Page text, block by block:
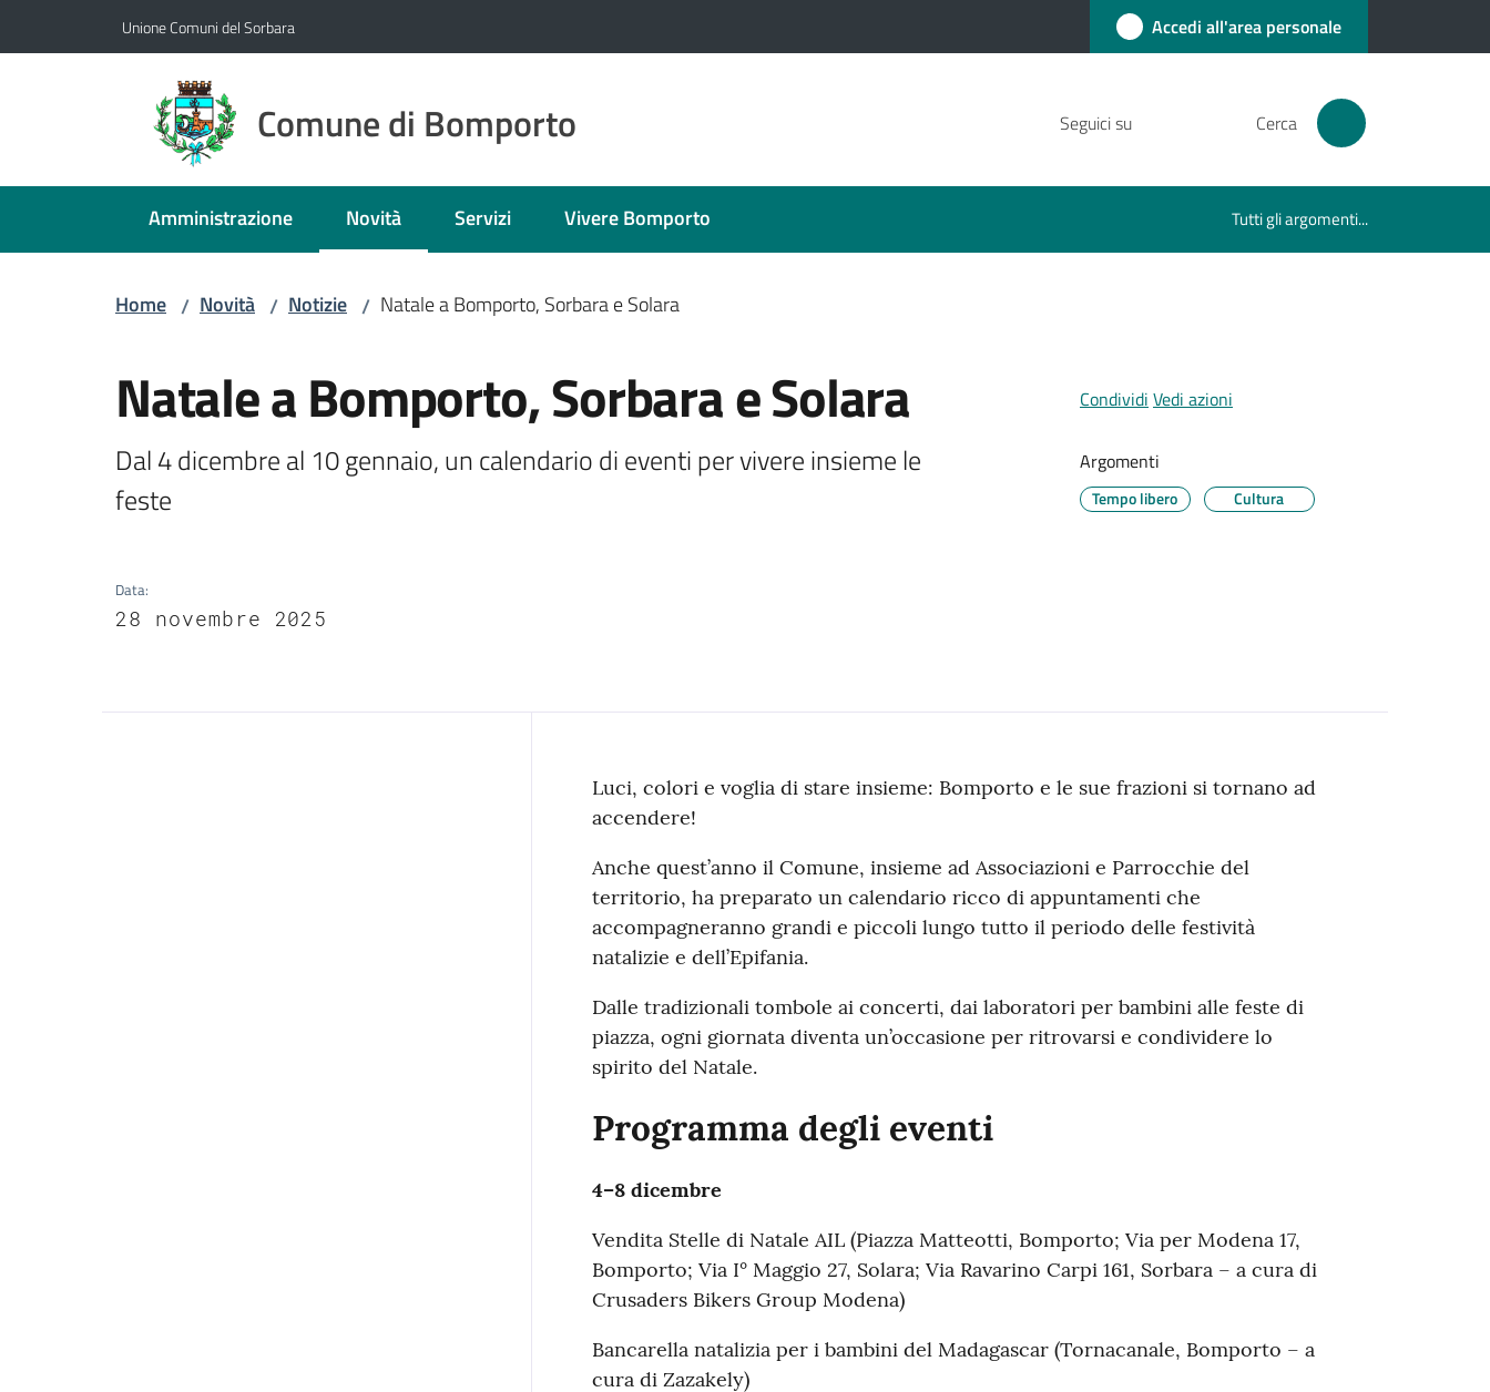
Unione Comuni del Sorbara Accedi all'area personale
Comune di Bomporto Seguici su Cerca
Amministrazione Novità
Menu selezionato
Servizi Vivere Bomporto Tutti gli argomenti...
Home / Novità / Notizie / Natale a Bomporto, Sorbara e Solara
Natale a Bomporto, Sorbara e Solara
Dal 4 dicembre al 10 gennaio, un calendario di eventi per vivere insieme le
feste
Data:
28 novembre 2025
Condividi Vedi azioni
Argomenti
Tempo libero Cultura
Contenuto
Luci, colori e voglia di stare insieme: Bomporto e le sue frazioni si tornano ad
accendere!
Anche quest’anno il Comune, insieme ad Associazioni e Parrocchie del
territorio, ha preparato un calendario ricco di appuntamenti che
accompagneranno grandi e piccoli lungo tutto il periodo delle festività
natalizie e dell’Epifania.
Dalle tradizionali tombole ai concerti, dai laboratori per bambini alle feste di
piazza, ogni giornata diventa un’occasione per ritrovarsi e condividere lo
spirito del Natale.
Programma degli eventi
4–8 dicembre
Vendita Stelle di Natale AIL (Piazza Matteotti, Bomporto; Via per Modena 17,
Bomporto; Via I° Maggio 27, Solara; Via Ravarino Carpi 161, Sorbara – a cura di
Crusaders Bikers Group Modena)
Bancarella natalizia per i bambini del Madagascar (Tornacanale, Bomporto – a
cura di Zazakely)